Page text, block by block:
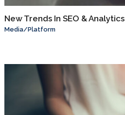
New Trends In SEO & Analytics
Media/Platform